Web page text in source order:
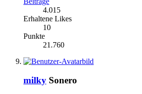
4.015
Erhaltene Likes
10
Punkte
21.760
milky Sonero